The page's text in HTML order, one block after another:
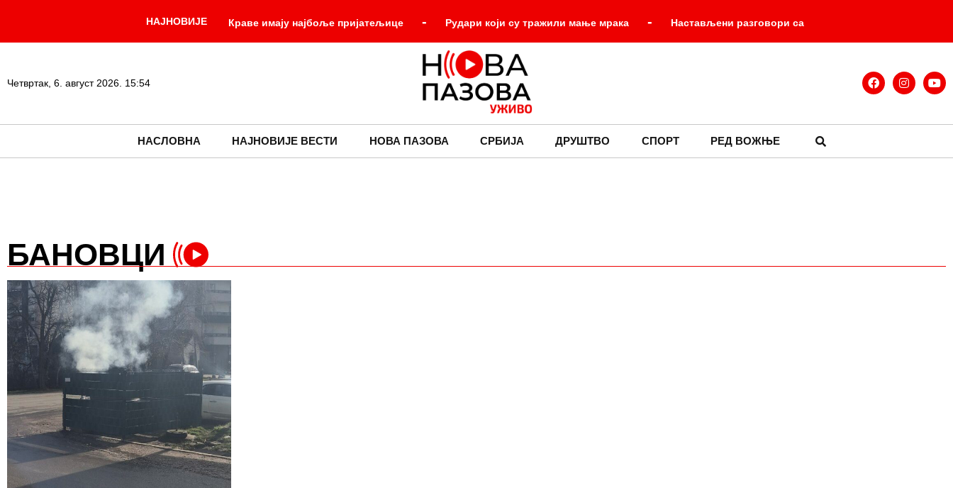
НАЈНОВИЈЕ Краве имају најбоље пријатељице - Рудари који су тражили мање мрака - Настављени разговори са
мештанима о актуелним питањима локалне заједнице (ВИДЕО)
Вучић у Палати Србија угостио учеснике кампа „Србија те зове 2026“
Четвртак, 6. август 2026. 15:54
НАСЛОВНА НАЈНОВИЈЕ ВЕСТИ НОВА ПАЗОВА СРБИЈА ДРУШТВО СПОРТ РЕД ВОЖЊЕ
БАНОВЦИ